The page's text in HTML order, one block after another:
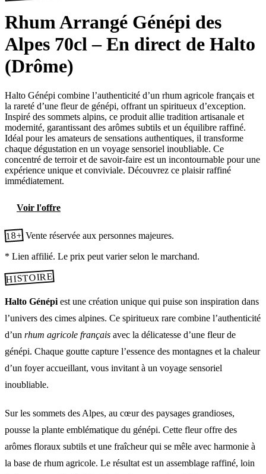
Rhum Arrangé Génépi des
Alpes 70cl – En direct de Halto
(Drôme)
Halto Génépi combine l’authenticité d’un rhum agricole français et
la rareté d’une fleur de génépi, offrant un spiritueux d’exception.
Inspiré des sommets alpins, ce produit allie tradition artisanale et
modernité, garantissant des arômes subtils et un équilibre raffiné.
Idéal pour les amateurs de sensations authentiques, il transforme
chaque dégustation en un voyage sensoriel inoubliable. Ce
concentré de terroir et de savoir-faire est un incontournable pour une
expérience unique et conviviale. Découvrez ce plaisir raffiné
immédiatement.
Voir l'offre
18+ Vente réservée aux personnes majeures.
* Lien affilié. Le prix peut varier selon le marchand.
HISTOIRE
Halto Génépi est une création unique qui puise son inspiration dans
l’univers des cimes alpines. Ce spiritueux rare combine l’authenticité
d’un rhum agricole français avec la délicatesse d’une fleur de
génépi. Chaque goutte capture l’essence des montagnes et la chaleur
d’un foyer accueillant, vous invitant à un voyage sensoriel
inoubliable.
Sur les sommets des Alpes, au cœur des paysages grandioses,
pousse la plante emblématique du génépi. Cette fleur offre des
arômes floraux subtils et une fraîcheur qui se mêle avec harmonie à
la base de rhum agricole. Le résultat est un assemblage raffiné, loin